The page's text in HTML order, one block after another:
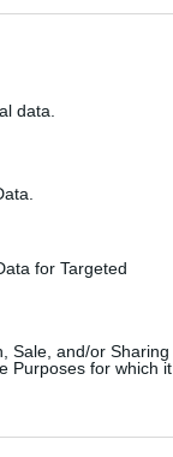
data.
for Targeted
Sale, and/or Sharing
Purposes for which it